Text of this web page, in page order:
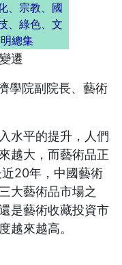
、宗教、國
、綠色、文
總集
遷
學院副院長、藝術
水平的提升，人們
越大，而藝術品正
20年，中國藝術
大藝術品市場之
是藝術收藏投資市
越來越高。